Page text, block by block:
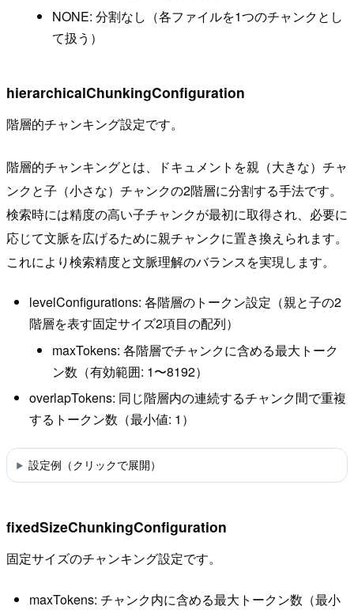
NONE: 分割なし（各ファイルを1つのチャンクとし
て扱う）
hierarchicalChunkingConfiguration
階層的チャンキング設定です。
階層的チャンキングとは、ドキュメントを親（大きな）チャ
ンクと子（小さな）チャンクの2階層に分割する手法です。
検索時には精度の高い子チャンクが最初に取得され、必要に
応じて文脈を広げるために親チャンクに置き換えられます。
これにより検索精度と文脈理解のバランスを実現します。
levelConfigurations: 各階層のトークン設定（親と子の2
階層を表す固定サイズ2項目の配列）
maxTokens: 各階層でチャンクに含める最大トーク
ン数（有効範囲: 1〜8192）
overlapTokens: 同じ階層内の連続するチャンク間で重複
するトークン数（最小値: 1）
設定例（クリックで展開）
fixedSizeChunkingConfiguration
固定サイズのチャンキング設定です。
maxTokens: チャンク内に含める最大トークン数（最小